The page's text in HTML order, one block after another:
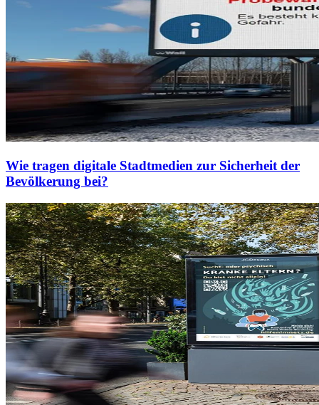
Wie tragen digitale Stadtmedien zur Sicherheit der
Bevölkerung bei?